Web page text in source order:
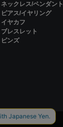
ネックレス/ペンダント
ピアス/イヤリング
イヤカフ
ブレスレット
ピンズ